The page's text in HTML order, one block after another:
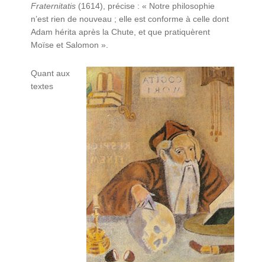
Fraternitatis (1614), précise : « Notre philosophie
n’est rien de nouveau ; elle est conforme à celle dont
Adam hérita après la Chute, et que pratiquèrent
Moïse et Salomon ».
Quant aux
textes